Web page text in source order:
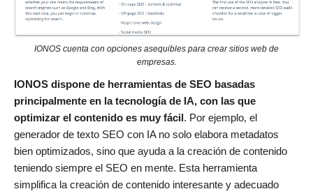
IONOS cuenta con opciones asequibles para crear sitios web de
empresas.
IONOS dispone de herramientas de SEO basadas
principalmente en la tecnología de IA, con las que
optimizar el contenido es muy fácil. Por ejemplo, el
generador de texto SEO con IA no solo elabora metadatos
bien optimizados, sino que ayuda a la creación de contenido
teniendo siempre el SEO en mente. Esta herramienta
simplifica la creación de contenido interesante y adecuado